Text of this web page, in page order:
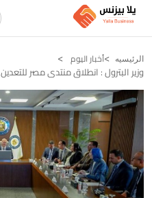
الرئيسيه أخبار اليوم
وزير البترول : انطلاق منتدى مصر للتعدين 2026 سبتمبر المقبل